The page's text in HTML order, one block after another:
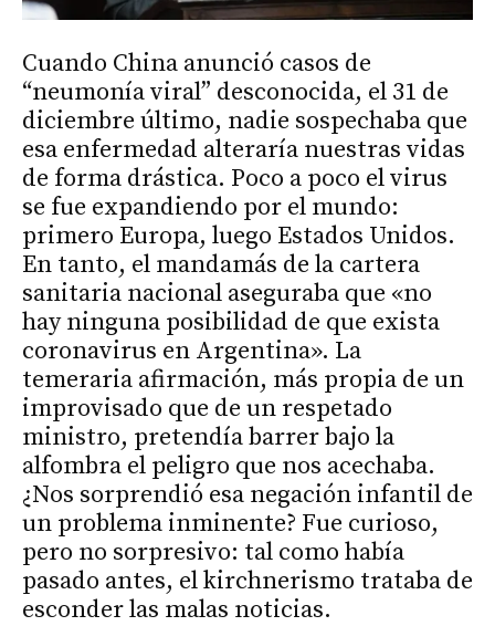
Cuando China anunció casos de
“neumonía viral” desconocida, el 31 de
diciembre último, nadie sospechaba que
esa enfermedad alteraría nuestras vidas
de forma drástica. Poco a poco el virus
se fue expandiendo por el mundo:
primero Europa, luego Estados Unidos.
En tanto, el mandamás de la cartera
sanitaria nacional aseguraba que «no
hay ninguna posibilidad de que exista
coronavirus en Argentina». La
temeraria afirmación, más propia de un
improvisado que de un respetado
ministro, pretendía barrer bajo la
alfombra el peligro que nos acechaba.
¿Nos sorprendió esa negación infantil de
un problema inminente? Fue curioso,
pero no sorpresivo: tal como había
pasado antes, el kirchnerismo trataba de
esconder las malas noticias.